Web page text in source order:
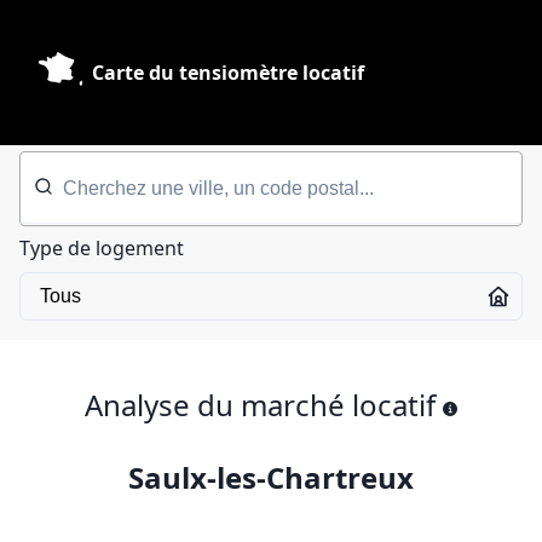
Carte du tensiomètre locatif
Type de logement
Analyse du marché locatif
Saulx-les-Chartreux